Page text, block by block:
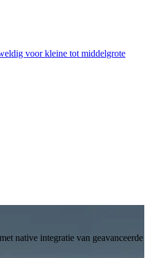
voor kleine tot middelgrote
native integratie van geavanceerde